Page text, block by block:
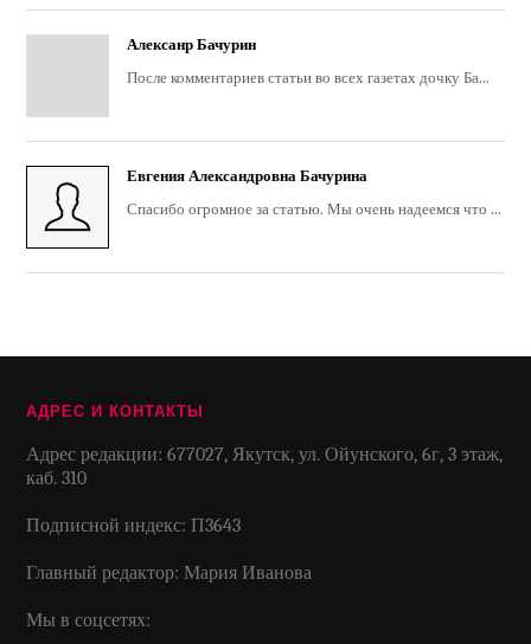
Алексанр Бачурин
После комментариев статьи во всех газетах дочку Ба...
Евгения Александровна Бачурина
Спасибо огромное за статью. Мы очень надеемся что ...
АДРЕС И КОНТАКТЫ
Адрес редакции: 677027, Якутск, ул. Ойунского, 6г, 3 этаж,
каб. 310
Подписной индекс: П3643
Главный редактор: Мария Иванова
Мы в соцсетях: